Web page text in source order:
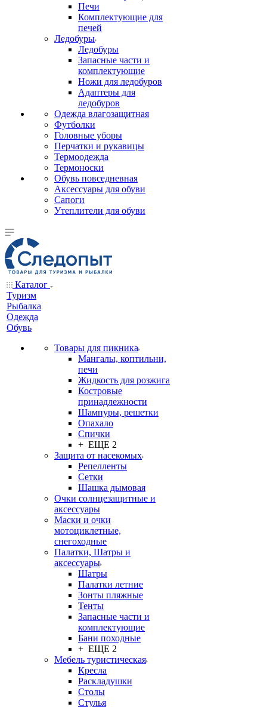
Печи
Комплектующие для
печей
Ледобуры
Ледобуры
Запасные части и
комплектующие
Ножи для ледобуров
Адаптеры для
ледобуров
Одежда влагозащитная
Футболки
Головные уборы
Перчатки и рукавицы
Термоодежда
Термоноски
Обувь повседневная
Аксессуары для обуви
Сапоги
Утеплители для обуви
Каталог
Туризм
Рыбалка
Одежда
Обувь
Товары для пикника
Мангалы, коптильни,
печи
Жидкость для розжига
Костровые
принадлежности
Шампуры, решетки
Опахало
Спички
+ ЕЩЕ 2
Защита от насекомых
Репелленты
Сетки
Шашка дымовая
Очки солнцезащитные и
аксессуары
Маски и очки
мотоциклетные,
снегоходные
Палатки, Шатры и
аксессуары
Шатры
Палатки летние
Зонты пляжные
Тенты
Запасные части и
комплектующие
Бани походные
+ ЕЩЕ 2
Мебель туристическая
Кресла
Раскладушки
Столы
Стулья